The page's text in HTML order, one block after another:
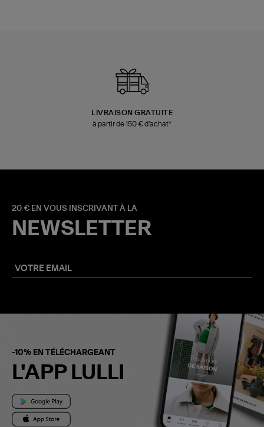
LIVRAISON GRATUITE
à partir de 150 € d'achat*
20 € EN VOUS INSCRIVANT À LA
NEWSLETTER
-10% EN TÉLÉCHARGEANT
L'APP LULLI